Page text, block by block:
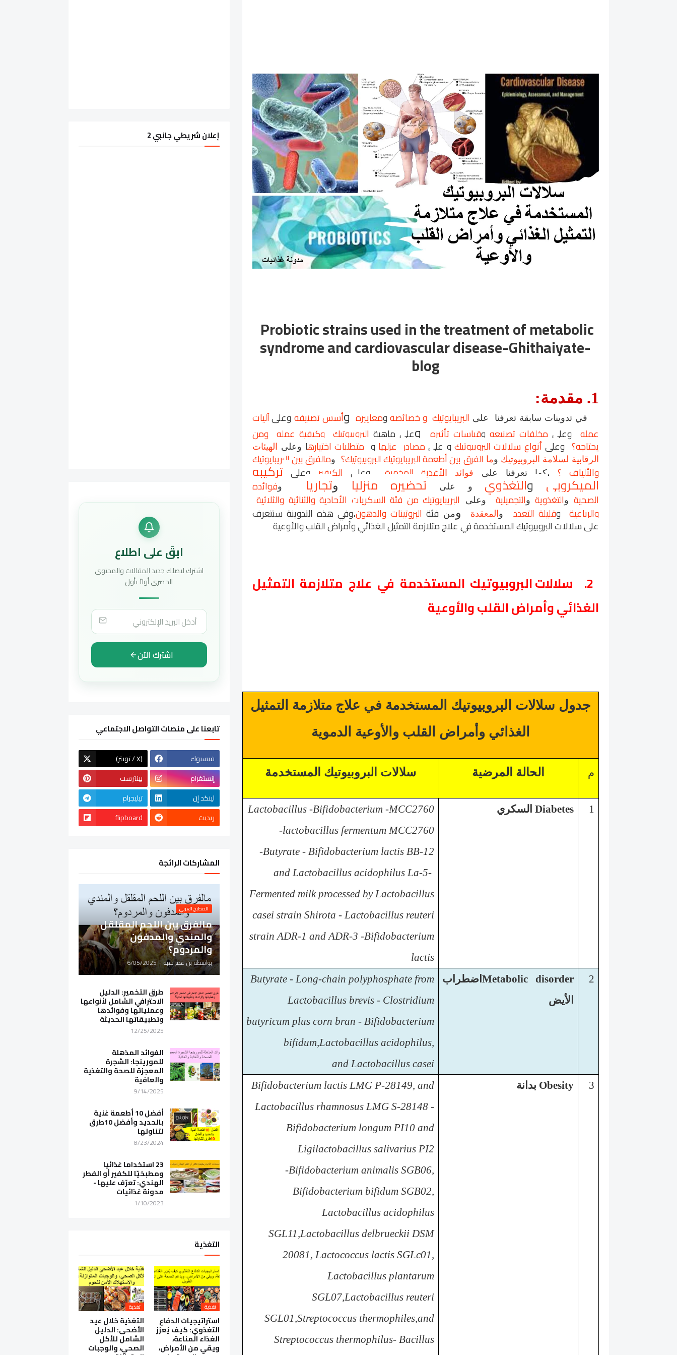
Probiotic strains used in the treatment of metabolic
syndrome and cardiovascular disease-Ghithaiyate-
blog
1
. مقدمة:
في تدوينات سابقة تعرفنا على البريبايوتيك و خصائصهومعاييره وأسس تصنيفه وعلىآليات
عمله وعلى مخلفات تصنيعهوقياسات تأثيرهوعلى ماهية البروبيوتيك وكيفية عمله ومن
يحتاجه؟ وعلىأنواع سلالات البروبيوتيك و علىمصادر عزلها و متطلبات اختيارها وعلى الهيئات
الرقابية لسلامة البروبيوتيك وما الفرق بين أطعمة البريبايوتيك البروبيوتيك؟ ومالفرق بين البريبايوتيك
والألياف ؟ .كما تعرفنا على فوائد الأغذية المخمرة وعلى الكيفير وعلى تركيبه
الميكروبي والتغذوي و على تحضيره منزليا وتجاريا وفوائده
الصحية والتغذوية والتجميلية وعلى
البريبايوتيك من فئة السكريات الأحادية والثنائية والثلاثية
والرباعية وقليلة التعدد والمعقدة ومن فئة البروتينات والدهون.وفي هذه التدوينة سنتعرف
علىسلالات البروبيوتيك المستخدمة في علاج متلازمة التمثيل الغذائي وأمراض القلب والأوعية
سلالات البروبيوتيك المستخدمة في علاج متلازمة التمثيل
الغذائي وأمراض القلب والأوعية
جدول سلالات البروبيوتيك المستخدمة في علاج متلازمة التمثيل
الغذائي وأمراض القلب والأوعية الدموية
م الحالة المرضية سلالات البروبيوتيك المستخدمة
1
Diabetes السكري
Lactobacillus -Bifidobacterium -MCC2760
-lactobacillus fermentum MCC2760
-Butyrate - Bifidobacterium lactis BB-12
and Lactobacillus acidophilus La-5-
Fermented milk processed by Lactobacillus
casei strain Shirota - Lactobacillus reuteri
strain ADR-1 and ADR-3 -Bifidobacterium
lactis
2
Metabolic disorder اضطراب
الأيض
Butyrate - Long-chain polyphosphate from
Lactobacillus brevis - Clostridium
butyricum plus corn bran - Bifidobacterium
bifidum,Lactobacillus acidophilus,
and Lactobacillus casei
3
Obesity بدانة
Bifidobacterium lactis LMG P-28149, and
Lactobacillus rhamnosus LMG S-28148 -
Bifidobacterium longum PI10 and
Ligilactobacillus salivarius PI2
-Bifidobacterium animalis SGB06,
Bifidobacterium bifidum SGB02,
Lactobacillus acidophilus
SGL11,Lactobacillus delbrueckii DSM
20081, Lactococcus lactis SGLc01,
Lactobacillus plantarum
SGL07,Lactobacillus reuteri
SGL01,Streptococcus thermophiles,and
Streptococcus thermophilus- Bacillus
إعلان شريطي جانبي 2
ابقَ على اطلاع
اشترك ليصلك جديد المقالات والمحتوى
الحصري أولاً بأول
اشترك الآن
تابعنا على منصات التواصل الاجتماعي
فيسبوك
(تويتر / X)
إنستغرام
بينترست
لينكد إن
تيليجرام
ريديت
flipboard
المشاركات الرائجة
المطبخ العربي
مالفرق بين اللحم المقلقل
والمندي والمدفون
والمردوم؟
بواسطةبن عمر شبة-
6/05/2025
طرق التخمير: الدليل
الاحترافي الشامل لأنواعها
وعملياتها وفوائدها
وتطبيقاتها الحديثة
12/25/2025
الفوائد المذهلة
للمورينجا: الشجرة
المعجزة للصحة والتغذية
والعافية
9/14/2025
أفضل 10 أطعمة غنية
بالحديد وأفضل 10طرق
لتناولها
8/23/2024
23 استخداما غذائيا
ومطبخيّا للكفير أو الفطر
الهندي: تعرّف عليها -
مدونة غذائيات
1/10/2023
التغذية
تغذية
استراتيجيات الدفاع
التغذوي: كيف يُعزز
الغذاء المناعة،
ويقي من الأمراض،
تغذية
التغذية خلال عيد
الأضحى: الدليل
الشامل للأكل
الصحي، والوجبات